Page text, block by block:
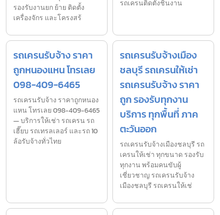
รองรับงานยก ย้าย ติดตั้ง
เครื่องจักร และโครงสร้
รถเครนติดตั้งชิ้นงาน
รถเครนรับจ้าง ราคา
ถูกหนองแหน โทรเลย
098-409-6465
รถเครนรับจ้าง ราคาถูกหนอง
แหน โทรเลย 098-409-6465
— บริการให้เช่า รถเครน รถ
เฮี๊ยบ รถเทรลเลอร์ และรถ 10
ล้อรับจ้างทั่วไทย
รถเครนรับจ้างเมือง
ชลบุรี รถเครนให้เช่า
รถเครนรับจ้าง ราคา
ถูก รองรับทุกงาน
บริการ ทุกพื้นที่ ภาค
ตะวันออก
รถเครนรับจ้างเมืองชลบุรี รถ
เครนให้เช่า ทุกขนาด รองรับ
ทุกงาน พร้อมคนขับผู้
เชี่ยวชาญ รถเครนรับจ้าง
เมืองชลบุรี รถเครนให้เช่